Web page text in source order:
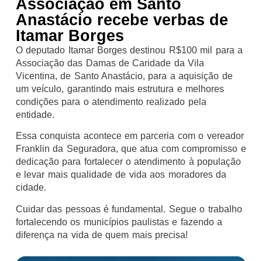
Associação em Santo
Anastácio recebe verbas de
Itamar Borges
O deputado Itamar Borges destinou R$100 mil para a
Associação das Damas de Caridade da Vila
Vicentina, de Santo Anastácio, para a aquisição de
um veículo, garantindo mais estrutura e melhores
condições para o atendimento realizado pela
entidade.
Essa conquista acontece em parceria com o vereador
Franklin da Seguradora, que atua com compromisso e
dedicação para fortalecer o atendimento à população
e levar mais qualidade de vida aos moradores da
cidade.
Cuidar das pessoas é fundamental. Segue o trabalho
fortalecendo os municípios paulistas e fazendo a
diferença na vida de quem mais precisa!